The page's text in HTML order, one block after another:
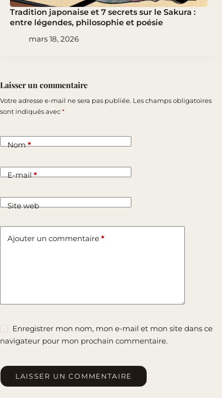
Tradition japonaise et 7 secrets sur le Sakura :
entre légendes, philosophie et poésie
mars 18, 2026
Laisser un commentaire
Votre adresse e-mail ne sera pas publiée. Les champs obligatoires
sont indiqués avec*
Nom*
E-mail*
Site web
Ajouter un commentaire *
Enregistrer mon nom, mon e-mail et mon site dans ce
navigateur pour mon prochain commentaire.
LAISSER UN COMMENTAIRE